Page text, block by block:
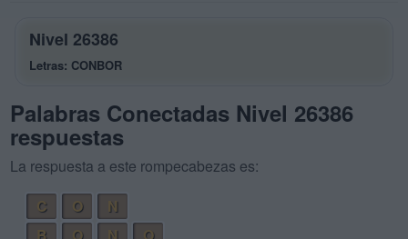
Nivel 26386
Letras: CONBOR
Palabras Conectadas Nivel 26386
respuestas
La respuesta a este rompecabezas es:
C
O
N
B
O N
O